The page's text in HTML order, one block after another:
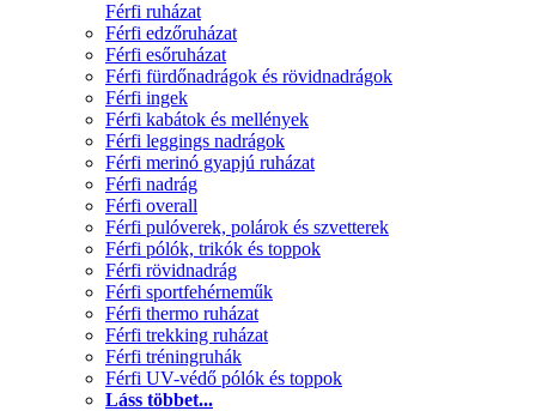
Férfi ruházat
Férfi edzőruházat
Férfi esőruházat
Férfi fürdőnadrágok és rövidnadrágok
Férfi ingek
Férfi kabátok és mellények
Férfi leggings nadrágok
Férfi merinó gyapjú ruházat
Férfi nadrág
Férfi overall
Férfi pulóverek, polárok és szvetterek
Férfi pólók, trikók és toppok
Férfi rövidnadrág
Férfi sportfehérneműk
Férfi thermo ruházat
Férfi trekking ruházat
Férfi tréningruhák
Férfi UV-védő pólók és toppok
Láss többet...